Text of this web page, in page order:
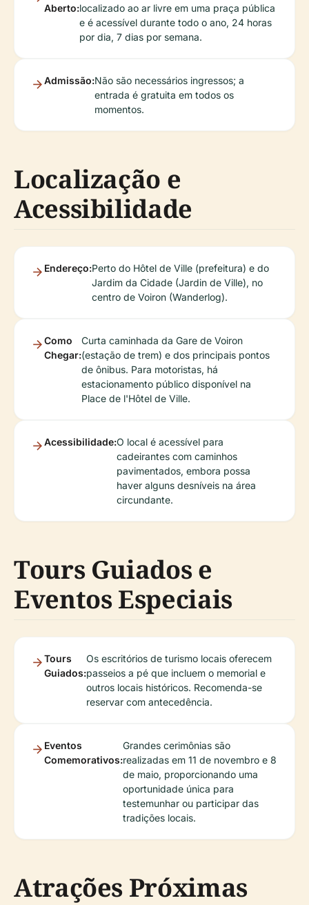
Aberto:localizado ao ar livre em uma praça pública
e é acessível durante todo o ano, 24 horas
por dia, 7 dias por semana.
Admissão:Não são necessários ingressos; a
entrada é gratuita em todos os
momentos.
Localização e
Acessibilidade
Endereço:Perto do Hôtel de Ville (prefeitura) e do
Jardim da Cidade (Jardin de Ville), no
centro de Voiron (Wanderlog).
Como
Chegar:
Curta caminhada da Gare de Voiron
(estação de trem) e dos principais pontos
de ônibus. Para motoristas, há
estacionamento público disponível na
Place de l'Hôtel de Ville.
Acessibilidade:O local é acessível para
cadeirantes com caminhos
pavimentados, embora possa
haver alguns desníveis na área
circundante.
Tours Guiados e
Eventos Especiais
Tours
Guiados:
Os escritórios de turismo locais oferecem
passeios a pé que incluem o memorial e
outros locais históricos. Recomenda-se
reservar com antecedência.
Eventos
Comemorativos:
Grandes cerimônias são
realizadas em 11 de novembro e 8
de maio, proporcionando uma
oportunidade única para
testemunhar ou participar das
tradições locais.
Atrações Próximas